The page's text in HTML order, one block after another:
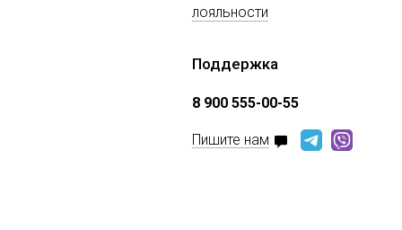
лояльности
Поддержка
8 900 555-00-55
Пишите нам